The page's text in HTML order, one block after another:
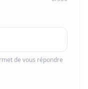
de vous répondre